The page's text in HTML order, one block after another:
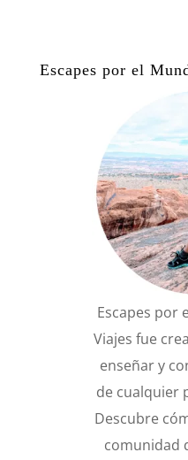
Escapes por el
Escapes por
Viajes fue
enseñar y
de cualquier
Descubre
comunidad